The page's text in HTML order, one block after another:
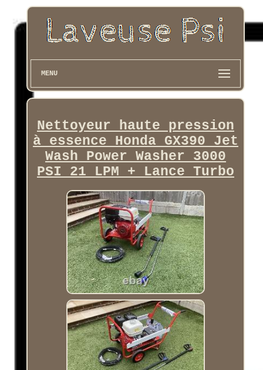
MENU
Nettoyeur haute pression
à essence Honda GX390 Jet
Wash Power Washer 3000
PSI 21 LPM + Lance Turbo